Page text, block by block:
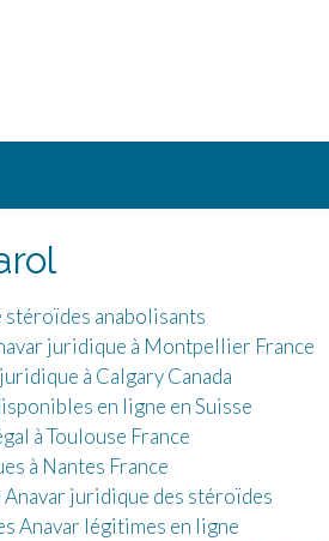
anabolisants
juridique à Montpellier France
à Calgary Canada
en ligne en Suisse
à Toulouse France
à Nantes France
juridique des stéroïdes
Anavar légitimes en ligne